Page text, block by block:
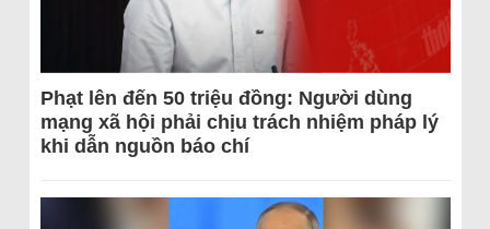
Phạt lên đến 50 triệu đồng: Người dùng
mạng xã hội phải chịu trách nhiệm pháp lý
khi dẫn nguồn báo chí